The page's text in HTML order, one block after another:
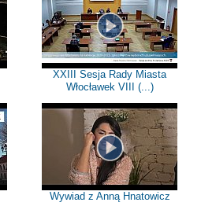
XXIII Sesja Rady Miasta
Włocławek VIII (...)
Wywiad z Anną Hnatowicz